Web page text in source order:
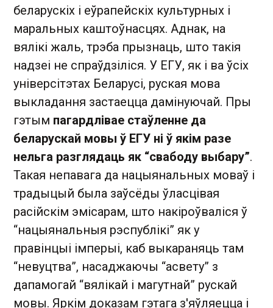
беларускіх і еўрапейскіх культурных і
маральных каштоўнасцях. Аднак, на
вялікі жаль, трэба прызнаць, што такія
надзеі не спраўдзіліся. У ЕГУ, як і ва ўсіх
універсітэтах Беларусі, руская мова
выкладання застаецца дамінуючай. Пры
гэтым пагардлівае стаўленне да
беларускай мовы ў ЕГУ ні ў якім разе
нельга разглядаць як “свабоду выбару”.
Такая непавага да нацыянальных моваў і
традыцый была заўсёды ўласцівая
расійскім эмісарам, што накіроўваліся ў
“нацыянальныя рэспублікі” як у
правінцыі імперыі, каб выкараняць там
“невуцтва”, насаджаючы “асвету” з
дапамогай “вялікай і магутнай” рускай
мовы. Яркім доказам гэтага з'яўляецца і